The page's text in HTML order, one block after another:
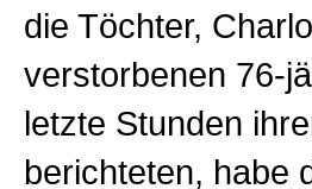
die Töchter,
verstorbenen 76-
letzte Stunden
berichteten, habe